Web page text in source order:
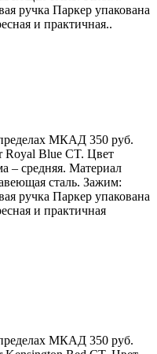
ручка Паркер упакована
и практичная..
МКАД 350 руб.
Royal Blue CT. Цвет
– средняя. Материал
сталь. Зажим:
ручка Паркер упакована
и практичная
МКАД 350 руб.